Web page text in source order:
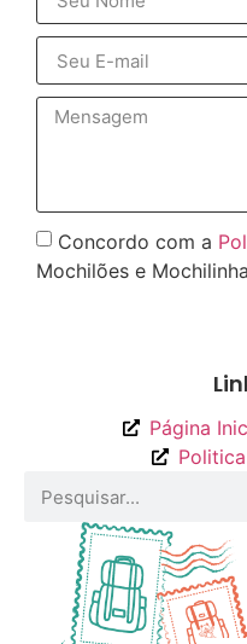
Concordo com a
Mochilões e
Página